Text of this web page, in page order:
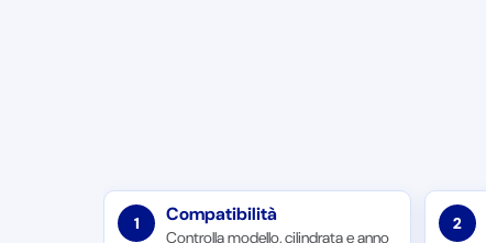
1 Compatibilità
Controlla modello, cilindrata e anno
2